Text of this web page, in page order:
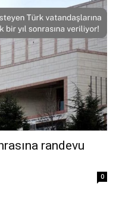
randevu
0